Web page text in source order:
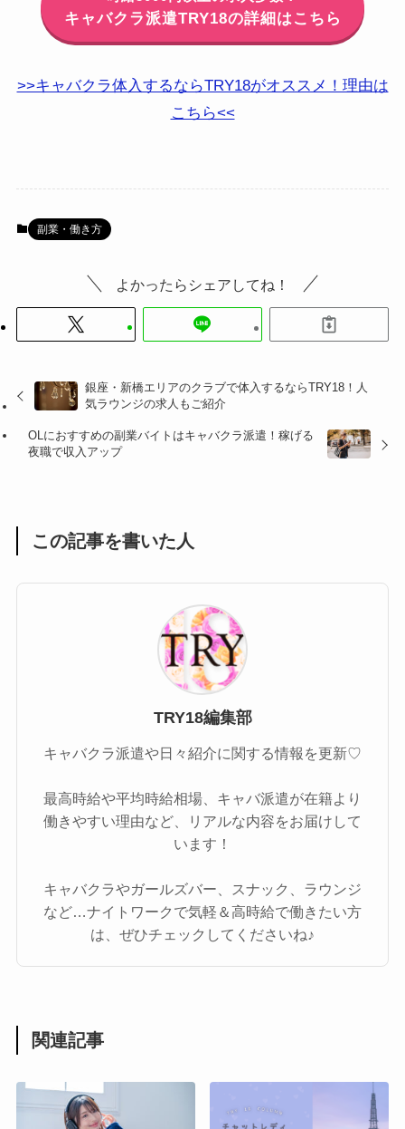
キャバクラ派遣TRY18の詳細はこちら
>>キャバクラ体入するならTRY18がオススメ！理由は
こちら<<
副業・働き方
よかったらシェアしてね！
銀座・新橋エリアのクラブで体入するならTRY18！人
気ラウンジの求人もご紹介
OLにおすすめの副業バイトはキャバクラ派遣！稼げる
夜職で収入アップ
この記事を書いた人
TRY18編集部
キャバクラ派遣や日々紹介に関する情報を更新♡
最高時給や平均時給相場、キャバ派遣が在籍より
働きやすい理由など、リアルな内容をお届けして
います！
キャバクラやガールズバー、スナック、ラウンジ
など…ナイトワークで気軽＆高時給で働きたい方
は、ぜひチェックしてくださいね♪
関連記事